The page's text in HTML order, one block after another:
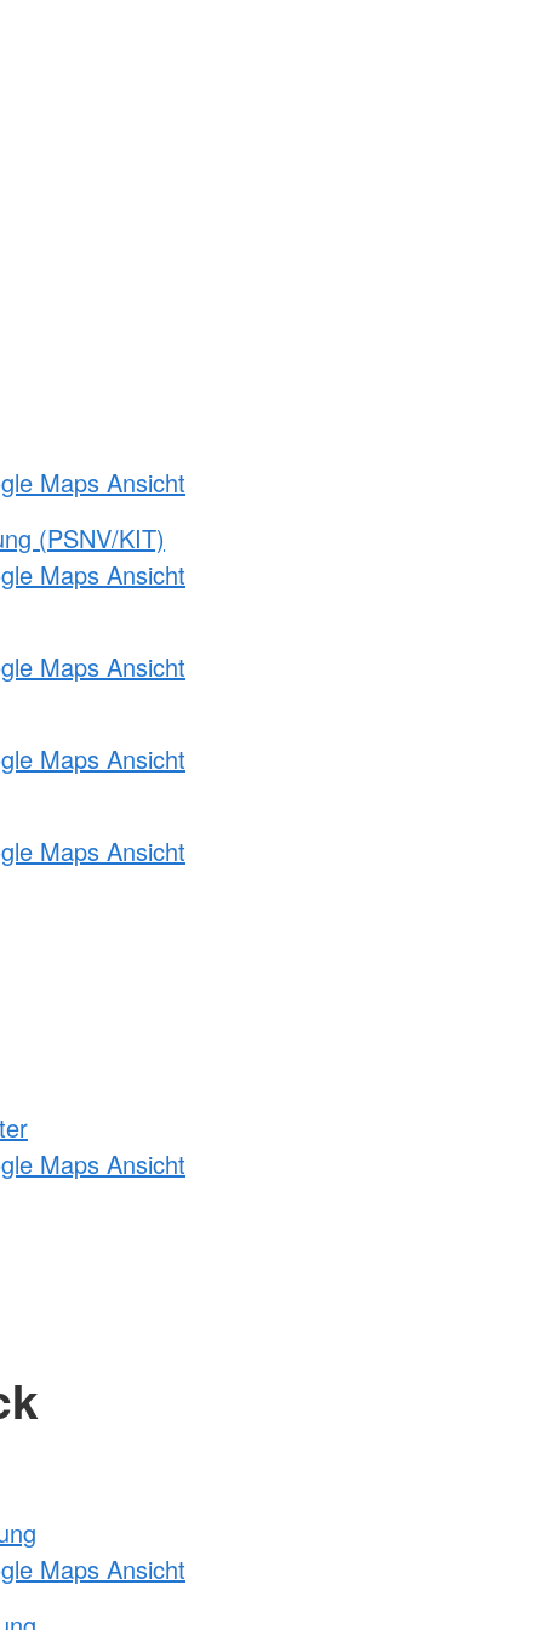
Maps Ansicht
(PSNV/KIT)
Maps Ansicht
Maps Ansicht
Maps Ansicht
Maps Ansicht
Maps Ansicht
Maps Ansicht